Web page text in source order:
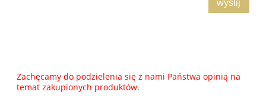
wyślij
Zachęcamy do podzielenia się z nami Państwa opinią na
temat zakupionych produktów.